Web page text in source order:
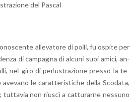
del Pa­scal
al­le­va­to­re di polli, fu ospi­te per
di cam­pa­gna di al­cu­ni suoi amici, an­
nel giro di per­lu­stra­zio­ne pres­so la te­
le ca­rat­te­ri­sti­che della Sco­da­ta,
tut­ta­via non riu­scì a cat­tu­rar­ne nes­su­no